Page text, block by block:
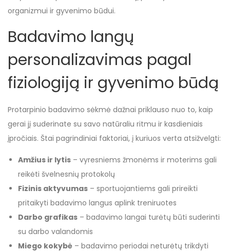
organizmui ir gyvenimo būdui.
Badavimo langų
personalizavimas pagal
fiziologiją ir gyvenimo būdą
Protarpinio badavimo sėkmė dažnai priklauso nuo to, kaip
gerai jį suderinate su savo natūraliu ritmu ir kasdieniais
įpročiais. Štai pagrindiniai faktoriai, į kuriuos verta atsižvelgti:
Amžius ir lytis – vyresniems žmonėms ir moterims gali
reikėti švelnesnių protokolų
Fizinis aktyvumas – sportuojantiems gali prireikti
pritaikyti badavimo langus aplink treniruotes
Darbo grafikas – badavimo langai turėtų būti suderinti
su darbo valandomis
Miego kokybė – badavimo periodai neturėtų trikdyti